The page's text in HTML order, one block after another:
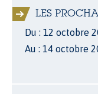
LES
Du : 12 octobre
Au : 14 octobre